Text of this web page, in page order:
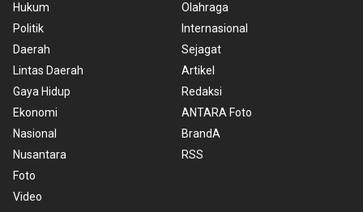
Hukum
Politik
Daerah
Lintas Daerah
Gaya Hidup
Ekonomi
Nasional
Nusantara
Foto
Video
Olahraga
Internasional
Sejagat
Artikel
Redaksi
ANTARA Foto
BrandA
RSS